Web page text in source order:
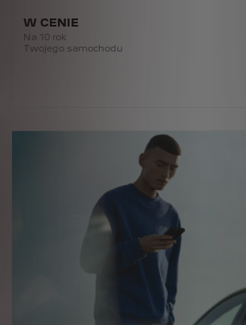
W CENIE
Na 10 rok
Twojego samochodu